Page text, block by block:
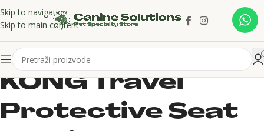
Skip to navigation
Skip to main content
KONG Travel
Protective Seat